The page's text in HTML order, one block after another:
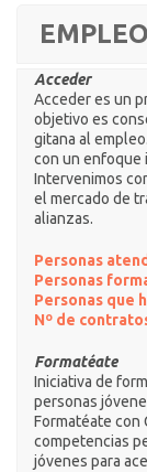
EMPLEO
Acceder
Acceder es un
objetivo es
gitana al
con un enfoque
Intervenimos
el mercado de
alianzas.
Personas
Personas
Personas que
Nº de
Formatéate
Iniciativa de
personas
Formatéate con
competencias
jóvenes para